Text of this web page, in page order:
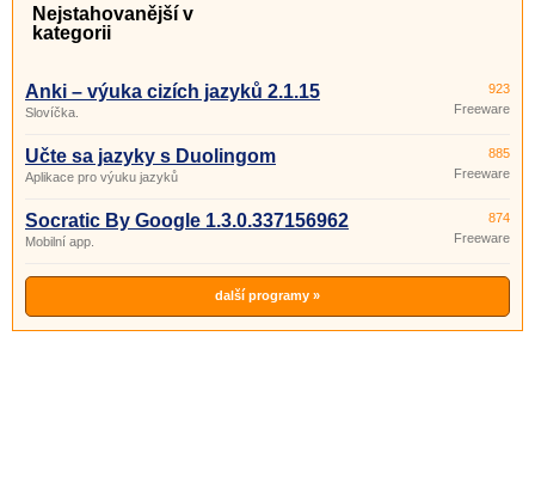
Nejstahovanější v
kategorii
Anki – výuka cizích jazyků 2.1.15
Slovíčka.
923
Freeware
Učte sa jazyky s Duolingom
Aplikace pro výuku jazyků
885
Freeware
Socratic By Google 1.3.0.337156962
Mobilní app.
874
Freeware
další programy »